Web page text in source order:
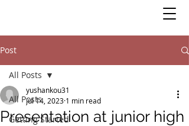
Post
All Posts
Getting Started
All Posts
Presentation at junior high
yushankou31
Jul 14, 2023 1 min read